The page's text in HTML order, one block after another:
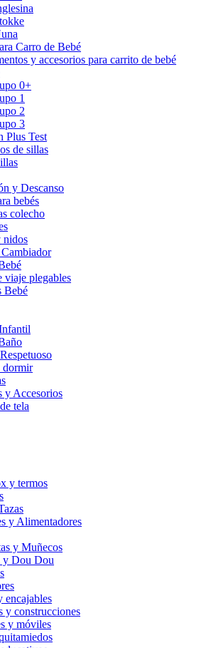
Carro de Bebé
y accesorios para carrito de bebé
0+
1
2
3
Plus Test
de sillas
y Descanso
bebés
colecho
nidos
viaje plegables
Bebé
dormir
y Accesorios
tela
y termos
y Alimentadores
y Muñecos
y Dou Dou
encajables
y construcciones
y móviles